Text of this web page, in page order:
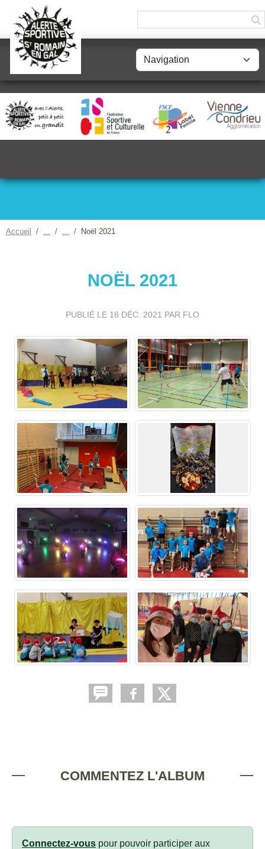
Accueil Noël 2021
NOËL 2021
PUBLIÉ LE 18 DÉC. 2021 PAR FLO
COMMENTEZ L'ALBUM
Connectez-vous pour pouvoir participer aux
Panneau de gestion des cookies